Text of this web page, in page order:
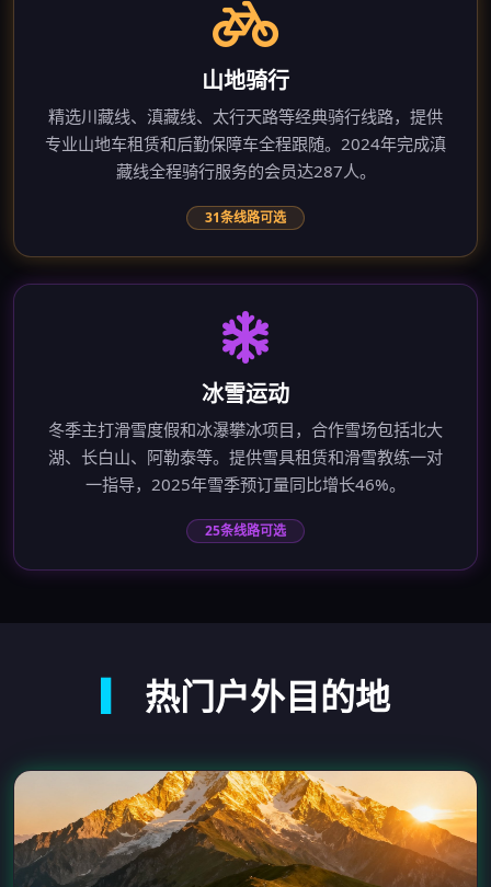
山地骑行
精选川藏线、滇藏线、太行天路等经典骑行线路，提供
专业山地车租赁和后勤保障车全程跟随。2024年完成滇
藏线全程骑行服务的会员达287人。
31条线路可选
冰雪运动
冬季主打滑雪度假和冰瀑攀冰项目，合作雪场包括北大
湖、长白山、阿勒泰等。提供雪具租赁和滑雪教练一对
一指导，2025年雪季预订量同比增长46%。
25条线路可选
热门户外目的地